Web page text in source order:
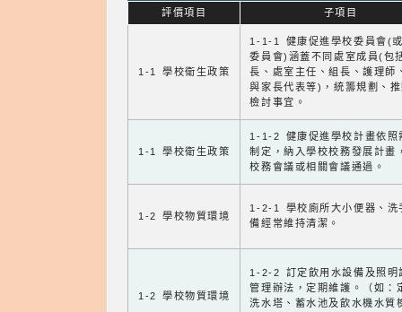
評價項目 子項目
1-1 學校衛生政策
1-1-1 健康促進學校委員會(
委員會)涵蓋不同處室成員(包
長、處室主任、組長、護理師
與家長代表等)，統籌規劃、
檢討事宜。
1-1 學校衛生政策
1-1-2 健康促進學校計畫依照
制定，納入學校校務發展計畫
校務會議或相關會議通過。
1-2 學校物質環境
1-2-1 學校廁所大小便器、洗
備經常維持清潔。
1-2 學校物質環境
1-2-2 訂定飲用水設備及照明
管理辦法，定期維護。（如：
洗水塔、蓄水池及飲水機水質